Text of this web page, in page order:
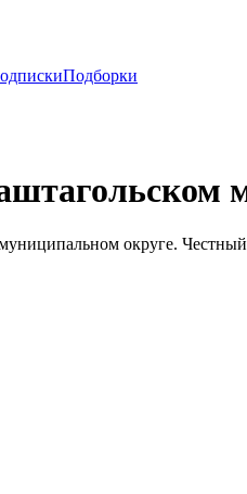
Подборки
округе.